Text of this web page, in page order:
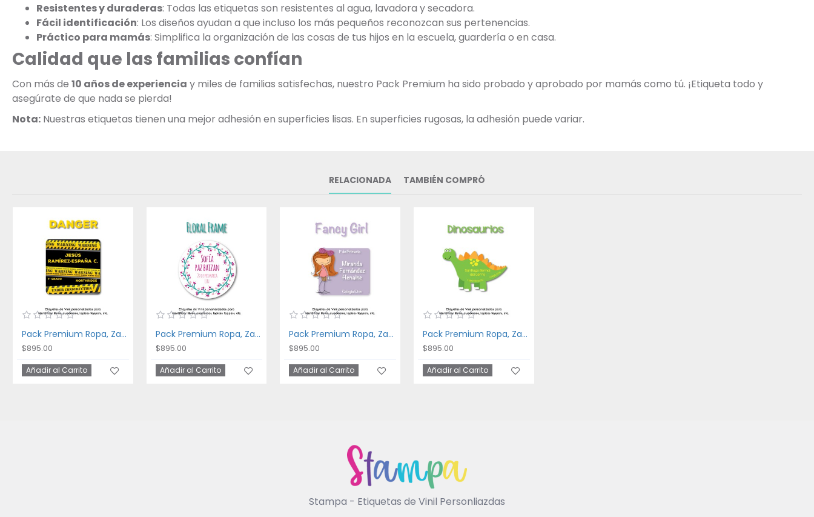
Resistentes y duraderas: Todas las etiquetas son resistentes al agua, lavadora y secadora.
Fácil identificación: Los diseños ayudan a que incluso los más pequeños reconozcan sus pertenencias.
Práctico para mamás: Simplifica la organización de las cosas de tus hijos en la escuela, guardería o en casa.
Calidad que las familias confían
Con más de 10 años de experiencia y miles de familias satisfechas, nuestro Pack Premium ha sido probado y aprobado por mamás como tú. ¡Etiqueta todo y
asegúrate de que nada se pierda!
Nota: Nuestras etiquetas tienen una mejor adhesión en superficies lisas. En superficies rugosas, la adhesión puede variar.
RELACIONADA TAMBIÉN COMPRÓ
Pack Premium Ropa, Zapatos y Escuela Danger
$895.00
Añadir al Carrito
Pack Premium Ropa, Zapatos y Escuela Floral Frame
$895.00
Añadir al Carrito
Pack Premium Ropa, Zapatos y Escuela Fancy Girl
$895.00
Añadir al Carrito
Pack Premium Ropa, Zapatos y Escuela Dinosaurios
$895.00
Añadir al Carrito
Stampa - Etiquetas de Vinil Personliazdas